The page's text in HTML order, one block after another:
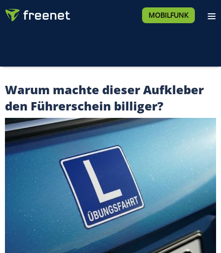
MOBILFUNK
Warum machte dieser Aufkleber
den Führerschein billiger?